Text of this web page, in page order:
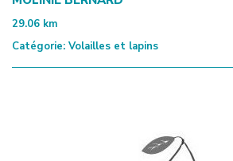
29.06 km
Catégorie: Volailles et lapins